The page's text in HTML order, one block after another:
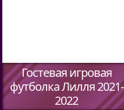
Гостевая игровая
футболка Лилля 2021-
2022